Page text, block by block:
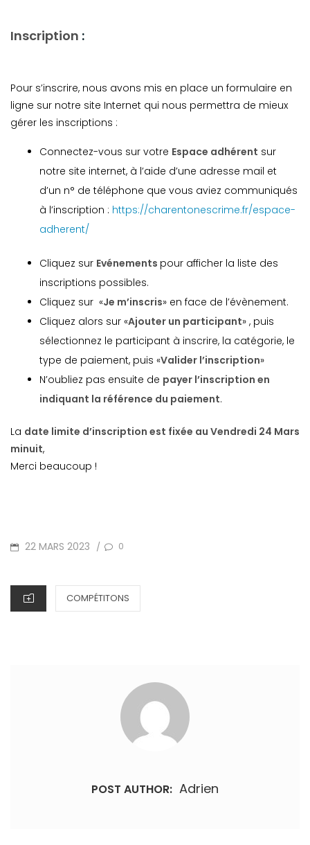
Inscription :
Pour s’inscrire, nous avons mis en place un formulaire en
ligne sur notre site Internet qui nous permettra de mieux
gérer les inscriptions :
Connectez-vous sur votre Espace adhérent sur
notre site internet, à l’aide d’une adresse mail et
d’un n° de téléphone que vous aviez communiqués
à l’inscription : https://charentonescrime.fr/espace-
adherent/
Cliquez sur Evénements pour afficher la liste des
inscriptions possibles.
Cliquez sur «Je m’inscris» en face de l’évènement.
Cliquez alors sur «Ajouter un participant» , puis
sélectionnez le participant à inscrire, la catégorie, le
type de paiement, puis «Valider l’inscription»
N’oubliez pas ensuite de payer l’inscription en
indiquant la référence du paiement.
La date limite d’inscription est fixée au Vendredi 24 Mars
minuit,
Merci beaucoup !
POSTED
22 MARS 2023 / 0
CATEGORIES
COMPÉTITONS
POST AUTHOR: Adrien